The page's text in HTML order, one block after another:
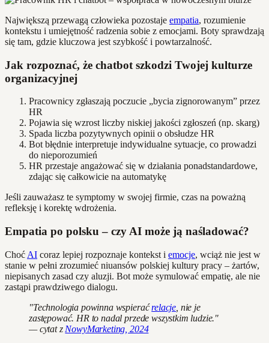
Największą przewagą człowieka pozostaje empatia, rozumienie
kontekstu i umiejętność radzenia sobie z emocjami. Boty sprawdzają
się tam, gdzie kluczowa jest szybkość i powtarzalność.
Jak rozpoznać, że chatbot szkodzi Twojej kulturze
organizacyjnej
Pracownicy zgłaszają poczucie „bycia zignorowanym” przez
HR
Pojawia się wzrost liczby niskiej jakości zgłoszeń (np. skarg)
Spada liczba pozytywnych opinii o obsłudze HR
Bot błędnie interpretuje indywidualne sytuacje, co prowadzi
do nieporozumień
HR przestaje angażować się w działania ponadstandardowe,
zdając się całkowicie na automatykę
Jeśli zauważasz te symptomy w swojej firmie, czas na poważną
refleksję i korektę wdrożenia.
Empatia po polsku – czy AI może ją naśladować?
Choć AI coraz lepiej rozpoznaje kontekst i emocje, wciąż nie jest w
stanie w pełni zrozumieć niuansów polskiej kultury pracy – żartów,
niepisanych zasad czy aluzji. Bot może symulować empatię, ale nie
zastąpi prawdziwego dialogu.
"Technologia powinna wspieraćrelacje , nie je
zastępować. HR to nadal przede wszystkim ludzie."
— cytat z NowyMarketing, 2024